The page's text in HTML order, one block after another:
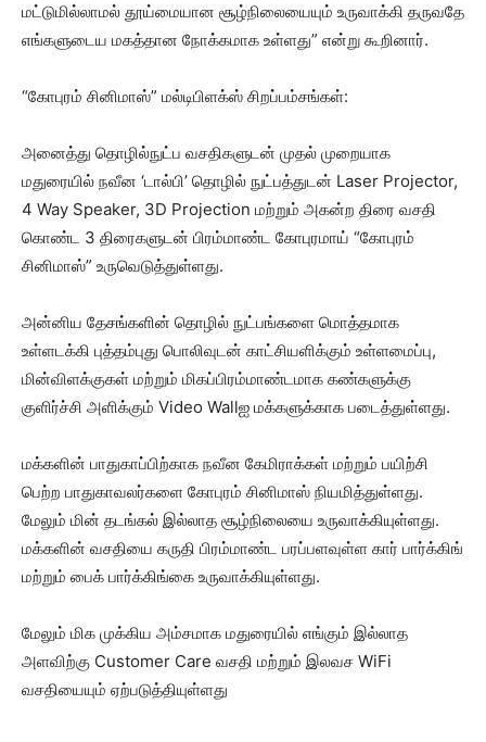
மட்டுமில்லாமல் தூய்மையான சூழ்நிலையையும் உருவாக்கி தருவதே
எங்களுடைய மகத்தான நோக்கமாக உள்ளது” என்று கூறினார்.
“கோபுரம் சினிமாஸ்” மல்டிபிளக்ஸ் சிறப்பம்சங்கள்:
அனைத்து தொழில்நுட்ப வசதிகளுடன் முதல் முறையாக
மதுரையில் நவீன ‘டால்பி’ தொழில் நுட்பத்துடன் Laser Projector,
4 Way Speaker, 3D Projection மற்றும் அகன்ற திரை வசதி
கொண்ட 3 திரைகளுடன் பிரம்மாண்ட கோபுரமாய் “கோபுரம்
சினிமாஸ்” உருவெடுத்துள்ளது.
அன்னிய தேசங்களின் தொழில் நுட்பங்களை மொத்தமாக
உள்ளடக்கி புத்தம்புது பொலிவுடன் காட்சியளிக்கும் உள்ளமைப்பு,
மின்விளக்குகள் மற்றும் மிகப்பிரம்மாண்டமாக கண்களுக்கு
குளிர்ச்சி அளிக்கும் Video Wallஐ மக்களுக்காக படைத்துள்ளது.
மக்களின் பாதுகாப்பிற்காக நவீன கேமிராக்கள் மற்றும் பயிற்சி
பெற்ற பாதுகாவலர்களை கோபுரம் சினிமாஸ் நியமித்துள்ளது.
மேலும் மின் தடங்கல் இல்லாத சூழ்நிலையை உருவாக்கியுள்ளது.
மக்களின் வசதியை கருதி பிரம்மாண்ட பரப்பளவுள்ள கார் பார்க்கிங்
மற்றும் பைக் பார்க்கிங்கை உருவாக்கியுள்ளது.
மேலும் மிக முக்கிய அம்சமாக மதுரையில் எங்கும் இல்லாத
அளவிற்கு Customer Care வசதி மற்றும் இலவச WiFi
வசதியையும் ஏற்படுத்தியுள்ளது